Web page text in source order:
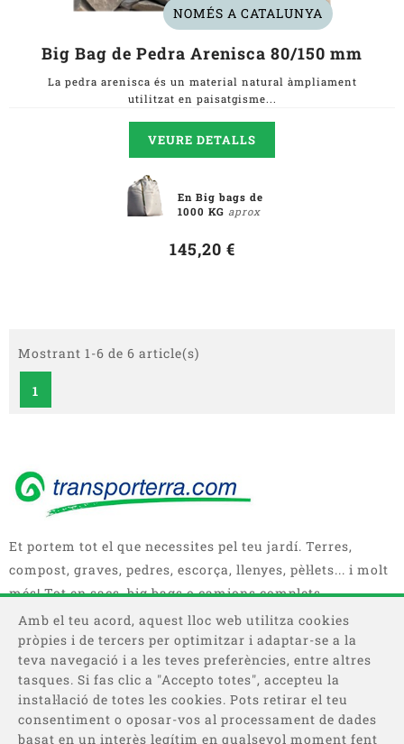
NOMÉS A CATALUNYA
Big Bag de Pedra Arenisca 80/150 mm
La pedra arenisca és un material natural àmpliament
utilitzat en paisatgisme...
VEURE DETALLS
En Big bags de
1000 KG aprox
145,20 €
Mostrant 1-6 de 6 article(s)
1
Et portem tot el que necessites pel teu jardí. Terres,
compost, graves, pedres, escorça, llenyes, pèl·lets... i molt
més! Tot en sacs, big bags o camions complets.
Amb el teu acord, aquest lloc web utilitza cookies
pròpies i de tercers per optimitzar i adaptar-se a la
teva navegació i a les teves preferències, entre altres
tasques. Si fas clic a "Accepto totes", accepteu la
instal·lació de totes les cookies. Pots retirar el teu
consentiment o oposar-vos al processament de dades
basat en un interès legítim en qualsevol moment fent